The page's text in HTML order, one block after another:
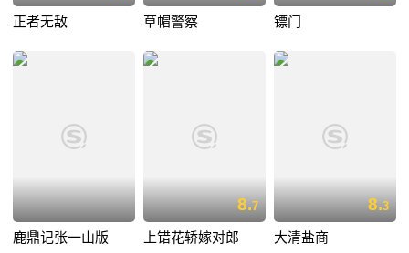
正者无敌 草帽警察 镖门
鹿鼎记张一山版
8.7
上错花轿嫁对郎
8.3
大清盐商